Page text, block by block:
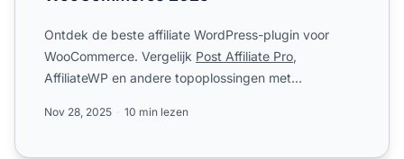
Ontdek de beste affiliate WordPress-plugin voor
WooCommerce. Vergelijk Post Affiliate Pro,
AffiliateWP en andere topoplossingen met
Nov 28, 2025 10 min lezen